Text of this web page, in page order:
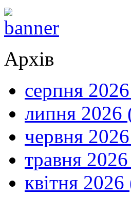
Архів
серпня
липня 2026
червня
травня
квітня